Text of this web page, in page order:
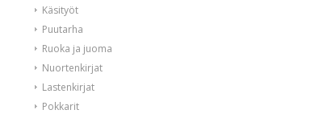
Käsityöt
Puutarha
Ruoka ja juoma
Nuortenkirjat
Lastenkirjat
Pokkarit